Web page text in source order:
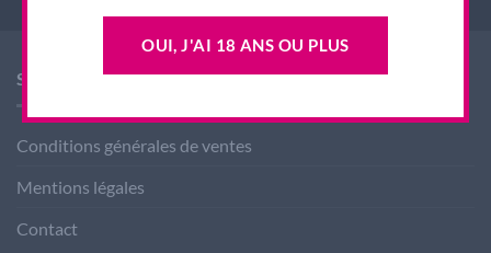
SHOP AGAMY
Conditions générales de ventes
Mentions légales
Contact
OUI, J'AI 18 ANS OU PLUS